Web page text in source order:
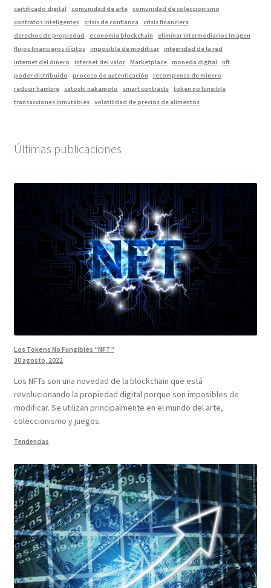
certificado digital comunidad de arte
comunidad de coleccionismo
contratos inteligentes
crisis de confianza
crisis financiera
derechos de propiedad
economia blockchain
eliminar intermediarios Imagen
flujos financieros ilícitos
imposible de modificar
integridad de la red
internet del dinero
internet del valor Marketplace moneda digital
nft
poder distribuido
proceso de autenticación
recompensa de minero
reducir hambre
satoshi nakamoto smart contracts
token no fungible
transacciones inmutables
volatilidad de precios de alimentos
Últimas publicaciones
Los Tokens No Fungibles “NFT”
30 agosto, 2022
Los NFTs son una novedad de la blockchain que está
revolucionando la propiedad digital porque son imposibles de
modificar. Se utilizan principalmente en el mundo del arte,
coleccionismo y juegos.
Tendencias